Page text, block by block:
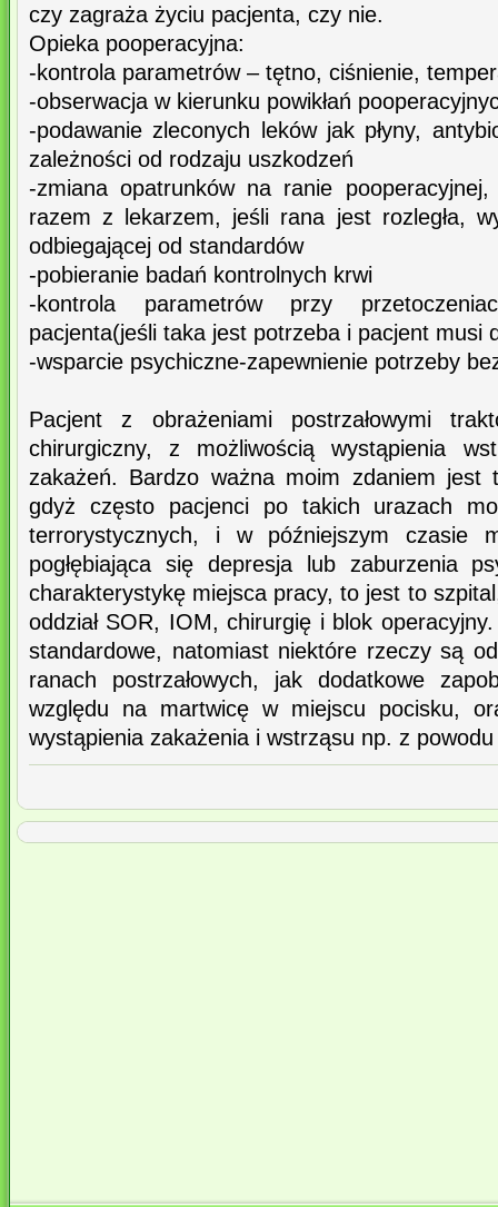
czy zagraża życiu pacjenta, czy nie.
Opieka pooperacyjna:
-kontrola parametrów – tętno, ciśnienie,
-obserwacja w kierunku powikłań
-podawanie zleconych leków jak płyny,
zależności od rodzaju uszkodzeń
-zmiana opatrunków na ranie
razem z lekarzem, jeśli rana jest rozległa,
odbiegającej od standardów
-pobieranie badań kontrolnych krwi
-kontrola parametrów przy
pacjenta(jeśli taka jest potrzeba i pacjent musi
-wsparcie psychiczne-zapewnienie potrzeby
Pacjent z obrażeniami postrzałowymi
chirurgiczny, z możliwością wystąpienia
zakażeń. Bardzo ważna moim zdaniem jest
gdyż często pacjenci po takich urazach
terrorystycznych, i w późniejszym czasie
pogłębiająca się depresja lub zaburzenia
charakterystykę miejsca pracy, to jest to
oddział SOR, IOM, chirurgię i blok
standardowe, natomiast niektóre rzeczy są
ranach postrzałowych, jak dodatkowe
względu na martwicę w miejscu pocisku,
wystąpienia zakażenia i wstrząsu np. z